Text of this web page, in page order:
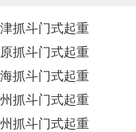
抓斗门式起重
抓斗门式起重
抓斗门式起重
抓斗门式起重
抓斗门式起重